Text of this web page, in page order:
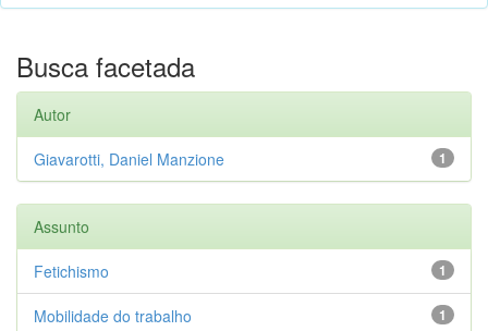
Busca facetada
Autor
1
Giavarotti, Daniel Manzione
Assunto
1
Fetichismo
1
Mobilidade do trabalho